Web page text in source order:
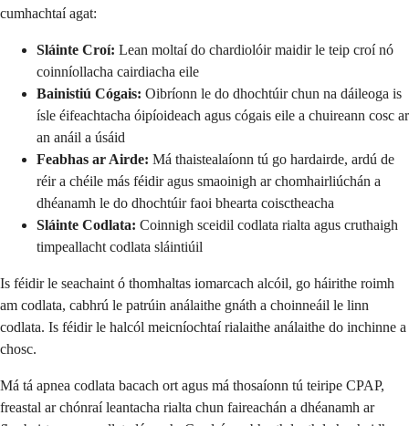
cumhachtaí agat:
Sláinte Croí: Lean moltaí do chardiolóir maidir le teip croí nó
coinníollacha cairdiacha eile
Bainistiú Cógais: Oibríonn le do dhochtúir chun na dáileoga is
ísle éifeachtacha óipíoideach agus cógais eile a chuireann cosc ar
an anáil a úsáid
Feabhas ar Airde: Má thaistealaíonn tú go hardairde, ardú de
réir a chéile más féidir agus smaoinigh ar chomhairliúchán a
dhéanamh le do dhochtúir faoi bhearta coisctheacha
Sláinte Codlata: Coinnigh sceidil codlata rialta agus cruthaigh
timpeallacht codlata sláintiúil
Is féidir le seachaint ó thomhaltas iomarcach alcóil, go háirithe roimh
am codlata, cabhrú le patrúin análaithe gnáth a choinneáil le linn
codlata. Is féidir le halcól meicníochtaí rialaithe análaithe do inchinne a
chosc.
Má tá apnea codlata bacach ort agus má thosaíonn tú teiripe CPAP,
freastal ar chónraí leantacha rialta chun faireachán a dhéanamh ar